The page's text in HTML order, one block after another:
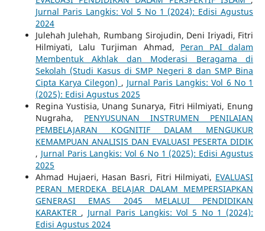
Jurnal Paris Langkis: Vol 5 No 1 (2024): Edisi Agustus
2024
Julehah Julehah, Rumbang Sirojudin, Deni Iriyadi, Fitri
Hilmiyati, Lalu Turjiman Ahmad, Peran PAI dalam
Membentuk Akhlak dan Moderasi Beragama di
Sekolah (Studi Kasus di SMP Negeri 8 dan SMP Bina
Cipta Karya Cilegon) , Jurnal Paris Langkis: Vol 6 No 1
(2025): Edisi Agustus 2025
Regina Yustisia, Unang Sunarya, Fitri Hilmiyati, Enung
Nugraha, PENYUSUNAN INSTRUMEN PENILAIAN
PEMBELAJARAN KOGNITIF DALAM MENGUKUR
KEMAMPUAN ANALISIS DAN EVALUASI PESERTA DIDIK
, Jurnal Paris Langkis: Vol 6 No 1 (2025): Edisi Agustus
2025
Ahmad Hujaeri, Hasan Basri, Fitri Hilmiyati, EVALUASI
PERAN MERDEKA BELAJAR DALAM MEMPERSIAPKAN
GENERASI EMAS 2045 MELALUI PENDIDIKAN
KARAKTER , Jurnal Paris Langkis: Vol 5 No 1 (2024):
Edisi Agustus 2024